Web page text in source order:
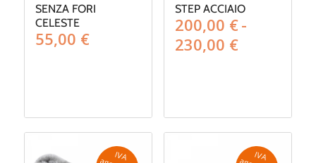
SENZA FORI
CELESTE
55,00 €
STEP ACCIAIO
200,00 €-
230,00 €Fascia
a
230,00 €
IV
A
g
e
v
o
la
ta IV
A
g
e
v
o
la
ta